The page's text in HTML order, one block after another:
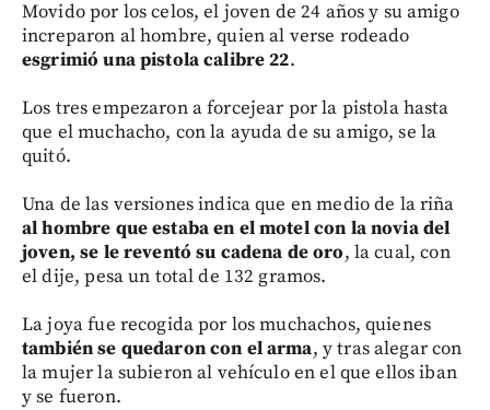
Movido por los celos, el joven de 24 años y su amigo
increparon al hombre, quien al verse rodeado
esgrimió una pistola calibre 22.
Los tres empezaron a forcejear por la pistola hasta
que el muchacho, con la ayuda de su amigo, se la
quitó.
Una de las versiones indica que en medio de la riña
al hombre que estaba en el motel con la novia del
joven, se le reventó su cadena de oro, la cual, con
el dije, pesa un total de 132 gramos.
La joya fue recogida por los muchachos, quienes
también se quedaron con el arma, y tras alegar con
la mujer la subieron al vehículo en el que ellos iban
y se fueron.